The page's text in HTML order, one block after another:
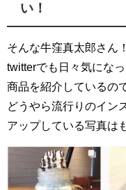
い！
そんな牛窪真太郎さん！
twitterでも日々気にな
商品を紹介しているの
どうやら流行りのイン
アップしている写真は